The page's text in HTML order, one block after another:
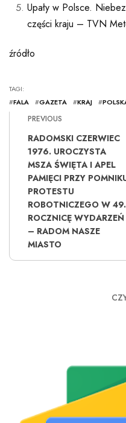
Upały w Polsce.
części kraju – TVN
źródło
TAGI:
#FALA #GAZETA #KRAJ #
PREVIOUS
RADOMSKI CZERWIEC
1976. UROCZYSTA
MSZA ŚWIĘTA I APEL
PAMIĘCI PRZY
PROTESTU
ROBOTNICZEGO W 49.
ROCZNICĘ WYDARZEŃ
– RADOM NASZE
MIASTO